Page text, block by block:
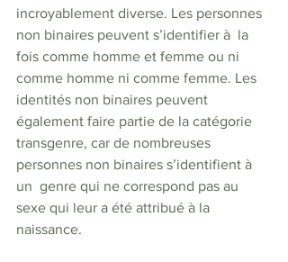
incroyablement diverse. Les personnes
non binaires peuvent s’identifier à  la
fois comme homme et femme ou ni
comme homme ni comme femme. Les
identités non binaires peuvent
également faire partie de la catégorie
transgenre, car de nombreuses
personnes non binaires s’identifient à
un  genre qui ne correspond pas au
sexe qui leur a été attribué à la
naissance.